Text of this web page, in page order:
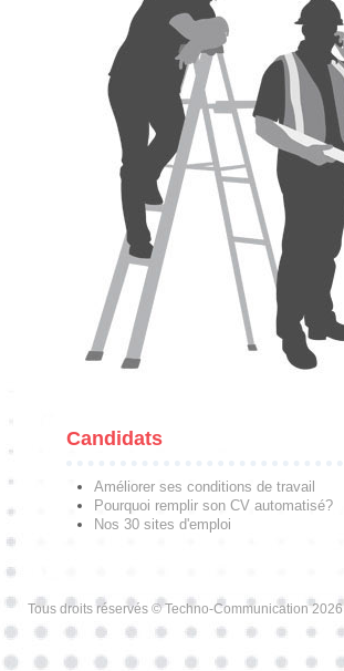
Candidats
Améliorer ses conditions de travail
Pourquoi remplir son CV automatisé?
Nos 30 sites d'emploi
Tous droits réservés © Techno-Communication 2026